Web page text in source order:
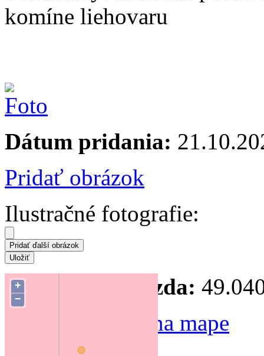
komíne liehovaru
Dátum pridania:
Pridať obrázok
Ilustračné fotografie:
+
−
Súradnice hniezda:
Zmeniť polohu na mape